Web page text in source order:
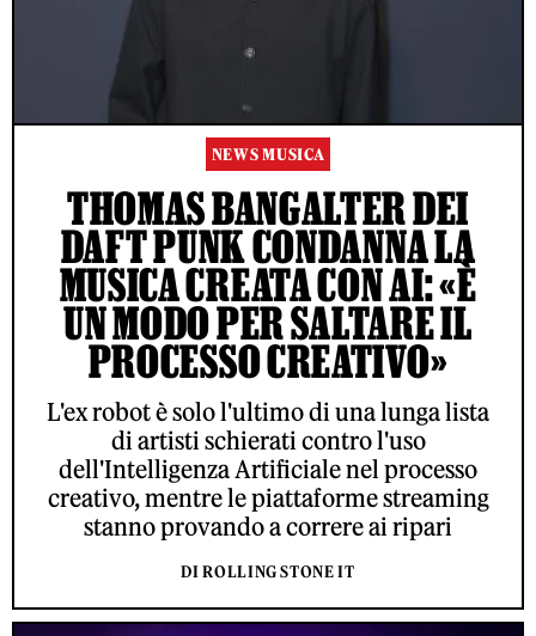
NEWS MUSICA
THOMAS BANGALTER DEI
DAFT PUNK CONDANNA LA
MUSICA CREATA CON AI: «È
UN MODO PER SALTARE IL
PROCESSO CREATIVO»
L'ex robot è solo l'ultimo di una lunga lista
di artisti schierati contro l'uso
dell'Intelligenza Artificiale nel processo
creativo, mentre le piattaforme streaming
stanno provando a correre ai ripari
DI ROLLING STONE IT